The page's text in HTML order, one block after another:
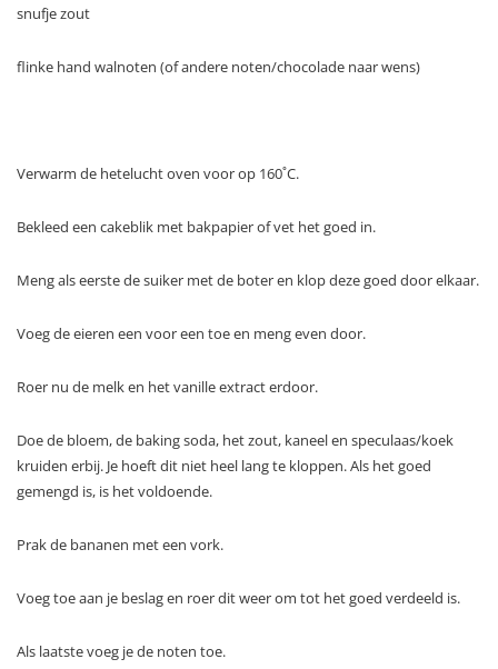
snufje zout
flinke hand walnoten (of andere noten/chocolade naar wens)
Verwarm de hetelucht oven voor op 160˚C.
Bekleed een cakeblik met bakpapier of vet het goed in.
Meng als eerste de suiker met de boter en klop deze goed door elkaar.
Voeg de eieren een voor een toe en meng even door.
Roer nu de melk en het vanille extract erdoor.
Doe de bloem, de baking soda, het zout, kaneel en speculaas/koek
kruiden erbij. Je hoeft dit niet heel lang te kloppen. Als het goed
gemengd is, is het voldoende.
Prak de bananen met een vork.
Voeg toe aan je beslag en roer dit weer om tot het goed verdeeld is.
Als laatste voeg je de noten toe.